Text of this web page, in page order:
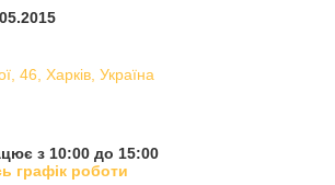
46, Харків, Україна
з 10:00 до 15:00
графік роботи